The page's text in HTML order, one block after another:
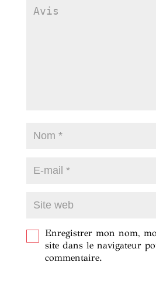
Enregistrer mon nom,
site dans le navigateur
commentaire.